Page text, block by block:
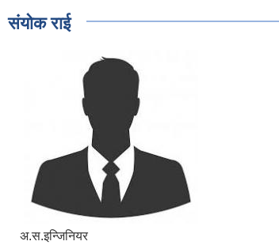
संयोक राई
अ.स.इन्जिनियर